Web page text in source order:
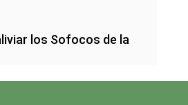
los Sofocos de la